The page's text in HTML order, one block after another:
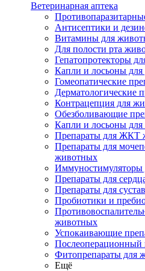
Ветеринарная аптека
Антисептики и
Витамины для
Для полости рта
Гепатопротекторы
Капли и лосьоны
Гомеопатические
Дерматологические
Контрацепция для
Обезболивающие
Капли и лосьоны для
Препараты для ЖКТ
Препараты для
животных
Препараты для
Препараты для
Пробиотики и
животных
Успокаивающие
Послеоперационный
Фитопрепараты для
Ещё